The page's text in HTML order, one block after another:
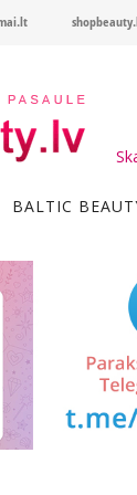
BALTIC